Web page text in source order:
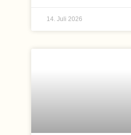
14. Juli 2026